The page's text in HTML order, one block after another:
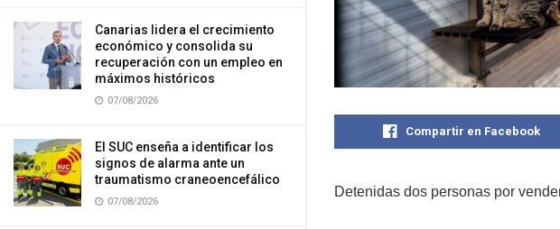
Canarias lidera el crecimiento
económico y consolida su
recuperación con un empleo en
máximos históricos
07/08/2026
El SUC enseña a identificar los
signos de alarma ante un
traumatismo craneoencefálico
07/08/2026
Compartir en Facebook
Detenidas dos personas por